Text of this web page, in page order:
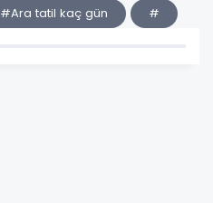
#Ara tatil kaç gün #